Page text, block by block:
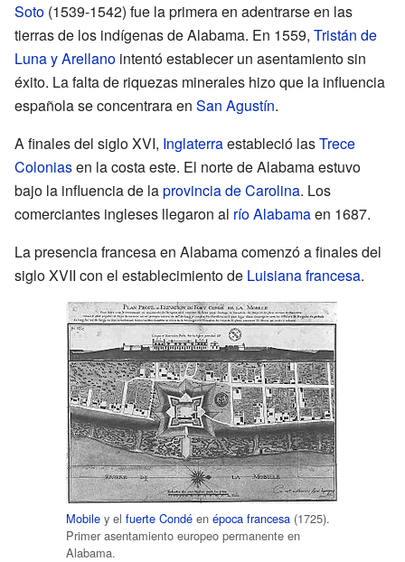
Soto (1539-1542) fue la primera en adentrarse en las
tierras de los indígenas de Alabama. En 1559, Tristán de
Luna y Arellano intentó establecer un asentamiento sin
éxito. La falta de riquezas minerales hizo que la influencia
española se concentrara en San Agustín.
A finales del siglo XVI, Inglaterraestableció lasTrece
Coloniasen la costa este. El norte de Alabama estuvo
bajo la influencia de laprovincia de Carolina. Los
comerciantes ingleses llegaron al río Alabamaen 1687.
La presencia francesa en Alabama comenzó a finales del
siglo XVII con el establecimiento de Luisiana francesa.
Mobile y el fuerte Condé en época francesa (1725).
Primer asentamiento europeo permanente en
Alabama.